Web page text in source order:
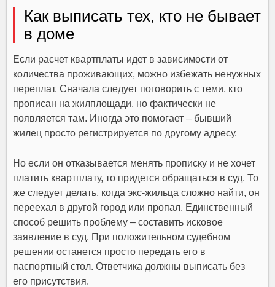
Как выписать тех, кто не бывает
в доме
Если расчет квартплаты идет в зависимости от
количества проживающих, можно избежать ненужных
переплат. Сначала следует поговорить с теми, кто
прописан на жилплощади, но фактически не
появляется там. Иногда это помогает – бывший
жилец просто регистрируется по другому адресу.
Но если он отказывается менять прописку и не хочет
платить квартплату, то придется обращаться в суд. То
же следует делать, когда экс-жильца сложно найти, он
переехал в другой город или пропал. Единственный
способ решить проблему – составить исковое
заявление в суд. При положительном судебном
решении останется просто передать его в
паспортный стол. Ответчика должны выписать без
его присутствия.